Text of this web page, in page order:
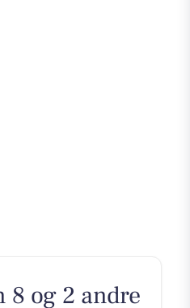
8 og 2 andre